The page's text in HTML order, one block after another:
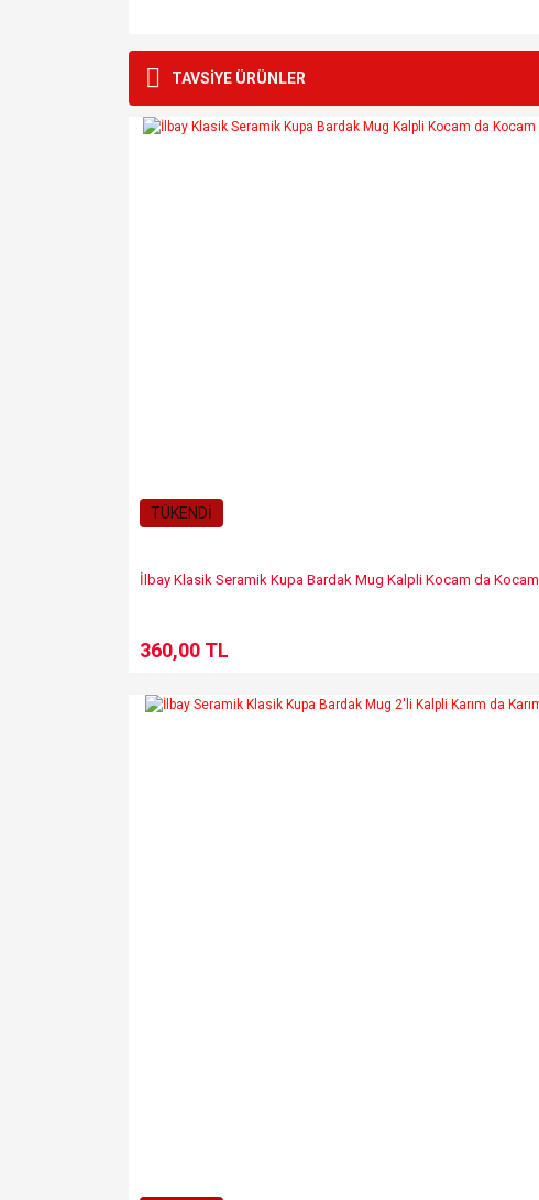
Ürün resmi kalitesiz, bozuk veya görüntülenemiyor.
TAVSİYE ÜRÜNLER
TÜKENDİ
İlbay Klasik Seramik Kupa Bardak Mug Kalpli Kocam da Kocam
360,00 TL